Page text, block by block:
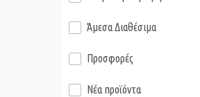
Άμεσα Διαθέσιμα
Προσφορές
Νέα προϊόντα